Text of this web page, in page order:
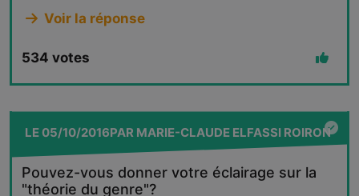
Voir la réponse
534 votes
LE05/10/2016PAR MARIE-CLAUDE ELFASSI ROIRON
Pouvez-vous donner votre éclairage sur la
"théorie du genre"?